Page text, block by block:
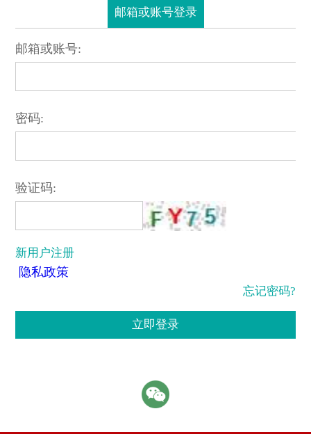
邮箱或账号登录
邮箱或账号:
密码:
验证码:
新用户注册
隐私政策
忘记密码?
立即登录